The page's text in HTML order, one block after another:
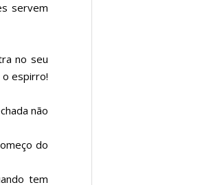
servem
no seu
o espirro!
não
do
tem